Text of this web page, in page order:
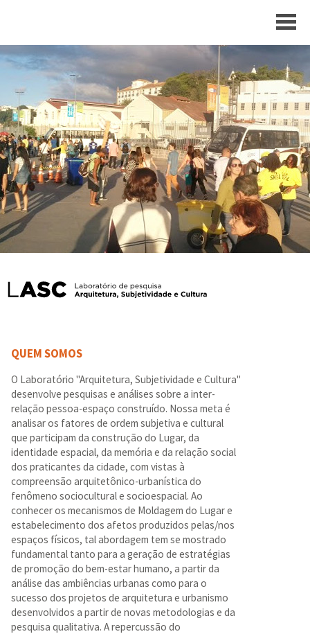
QUEM SOMOS
O Laboratório "Arquitetura, Subjetividade e Cultura"
desenvolve pesquisas e análises sobre a inter-
relação pessoa-espaço construído. Nossa meta é
analisar os fatores de ordem subjetiva e cultural
que participam da construção do Lugar, da
identidade espacial, da memória e da relação social
dos praticantes da cidade, com vistas à
compreensão arquitetônico-urbanística do
fenômeno sociocultural e socioespacial. Ao
conhecer os mecanismos de Moldagem do Lugar e
estabelecimento dos afetos produzidos pelas/nos
espaços físicos, tal abordagem tem se mostrado
fundamental tanto para a geração de estratégias
de promoção do bem-estar humano, a partir da
análise das ambiências urbanas como para o
sucesso dos projetos de arquitetura e urbanismo
desenvolvidos a partir de novas metodologias e da
pesquisa qualitativa. A repercussão do